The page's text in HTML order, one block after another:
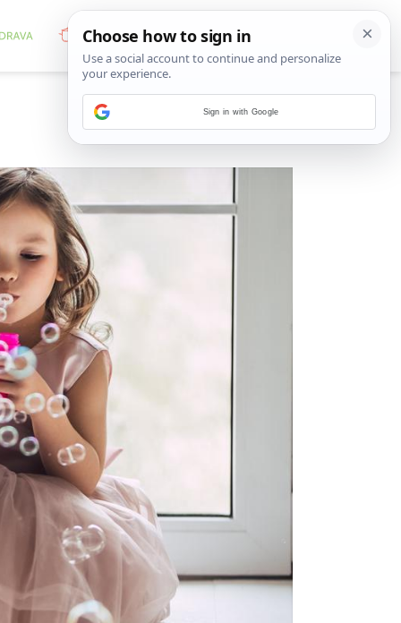
Sign in with Google